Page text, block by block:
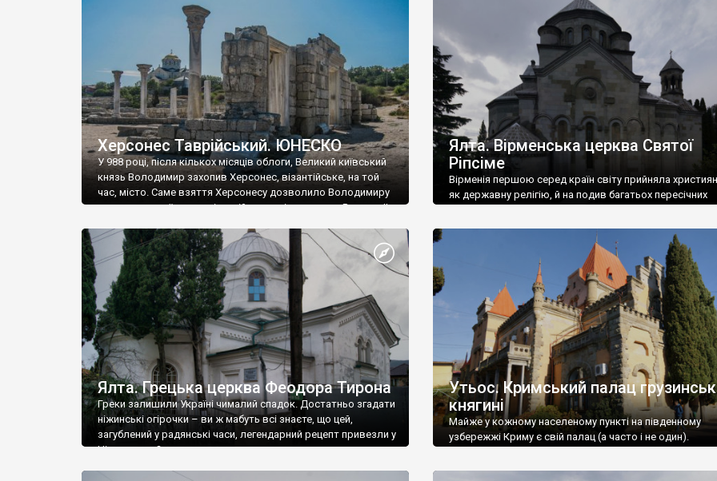
візантійської доби. Раритети викрадені з фондів об’єкту
культурної спадщини ЮНЕСКО «Херсонеса Таврійського».
Офіційно – на виставку «Золото Візантії», але експерти та
влада в Україні вважають це лише […]
називаються «повстяками» (postaki)…” “Вино. Крим
виробляє відмінне вино і його вдосталь: воно все
легке біле і дуже […]
Херсонес Таврійський. ЮНЕСКО
У 988 році, після кількох місяців облоги, Великий київський
князь Володимир захопив Херсонес, візантійське, на той
час, місто. Саме взяття Херсонесу дозволило Володимиру
диктувати свої умови візантійському імператору Василю ІІ,
Херсонесі Володимир-язичник, став Василем-
християнином. А потім було Хрещення Русі. На честь
Херсонесу Таврійського названо місто […]
Ялта. Вірменська церква Святої
Ріпсіме
Вірменія першою серед країн світу прийняла
як державну релігію, й на подив багатьох пересічних
Ялта. Грецька церква Феодора Тирона
Греки залишили Україні чималий спадок. Достатньо згадати
ніжинські огірочки – ви ж мабуть всі знаєте, що цей,
загублений у радянські часи, легендарний рецепт привезли у
Ніжин греки?
Утьос. Кримський палац
княгині
Майже у кожному населеному пункті на південному
узбережжі Криму є свій палац (а часто і не один).